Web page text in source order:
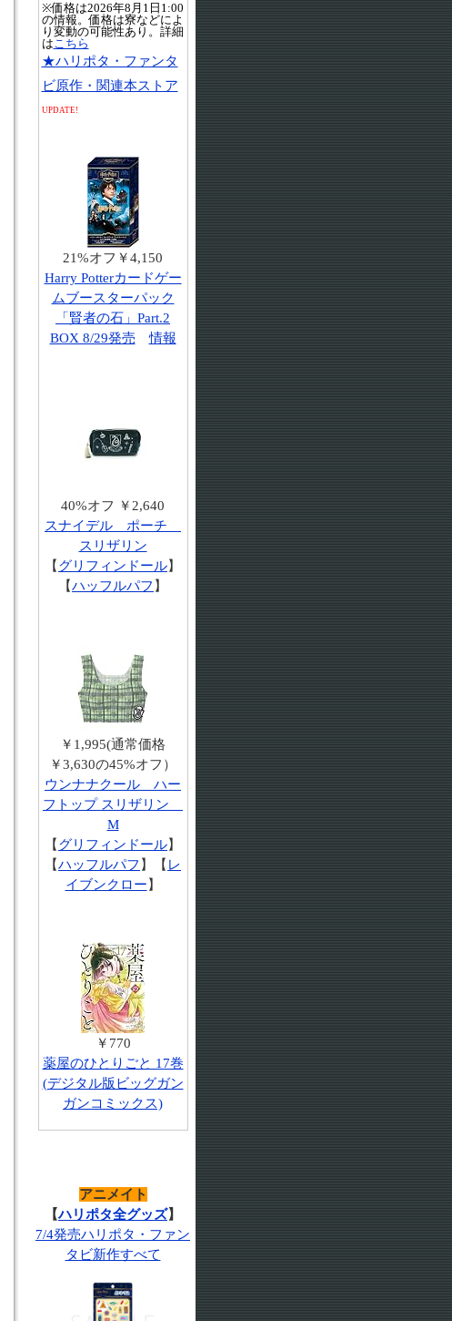
※価格は2026年8月1日1:00
の情報。価格は寮などによ
り変動の可能性あり。詳細
はこちら
★ハリポタ・ファンタ
ビ原作・関連本ストア
UPDATE!
21%オフ￥4,150
Harry Potterカードゲー
ムブースターパック
「賢者の石」Part.2
BOX 8/29発売
情報
40%オフ ￥2,640
スナイデル ポーチ
スリザリン
【 グリフィンドール】
【ハッフルパフ 】
￥1,995(通常価格
￥3,630の45%オフ）
ウンナナクール ハー
フトップ スリザリン
M
【 グリフィンドール】
【ハッフルパフ 】【 レ
イブンクロー 】
￥770
薬屋のひとりごと 17巻
(デジタル版ビッグガン
ガンコミックス)
アニメイト
【ハリポタ全グッズ】
7/4発売ハリポタ・ファン
タビ新作すべて